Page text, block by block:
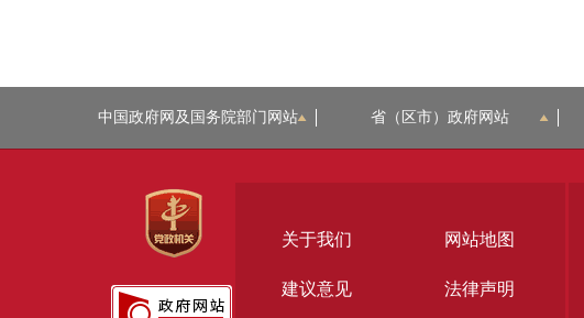
中国政府网及国务院部门网站 省（区市）政府网站
关于我们 网站地图
建议意见 法律声明